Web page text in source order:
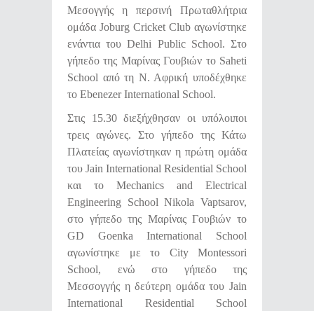
Μεσογγής η περσινή Πρωταθλήτρια
ομάδα Joburg Cricket Club αγωνίστηκε
ενάντια του Delhi Public School. Στο
γήπεδο της Μαρίνας Γουβιών το Saheti
School από τη Ν. Αφρική υποδέχθηκε
το Ebenezer International School.
Στις 15.30 διεξήχθησαν οι υπόλοιποι
τρεις αγώνες. Στο γήπεδο της Κάτω
Πλατείας αγωνίστηκαν η πρώτη ομάδα
του Jain International Residential School
και το Mechanics and Electrical
Engineering School Nikola Vaptsarov,
στο γήπεδο της Μαρίνας Γουβιών το
GD Goenka International School
αγωνίστηκε με το City Montessori
School, ενώ στο γήπεδο της
Μεσσογγής η δεύτερη ομάδα του Jain
International Residential School